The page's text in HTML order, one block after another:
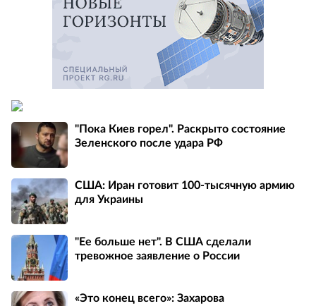
"Пока Киев горел". Раскрыто состояние
Зеленского после удара РФ
США: Иран готовит 100-тысячную армию
для Украины
"Ее больше нет". В США сделали
тревожное заявление о России
«Это конец всего»: Захарова